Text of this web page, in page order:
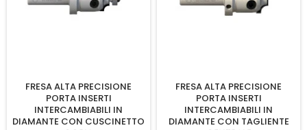
FRESA ALTA PRECISIONE
PORTA INSERTI
INTERCAMBIABILI IN
DIAMANTE CON CUSCINETTO
FRESA ALTA PRECISIONE
PORTA INSERTI
INTERCAMBIABILI IN
DIAMANTE CON TAGLIENTE